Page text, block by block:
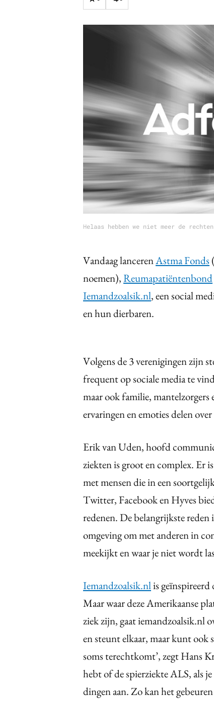
Influencer
Interne
Martech
Helaas hebben we niet meer de
Vandaag lancerenAstma Fonds
noemen),Reumapatiëntenbond
Iemandzoalsik.nl, een social
en hun dierbaren.
Volgens de 3 verenigingen zijn
frequent op sociale media te
maar ook familie, mantelzorgers
ervaringen en emoties delen
Erik van Uden, hoofd
ziekten is groot en complex. Er
met mensen die in een
Twitter, Facebook en Hyves
redenen. De belangrijkste reden
omgeving om met anderen in
meekijkt en waar je niet wordt
Iemandzoalsik.nlis geïnspireerd
Maar waar deze Amerikaanse
ziek zijn, gaat iemandzoalsik.nl
en steunt elkaar, maar kunt ook
soms terechtkomt’, zegt Hans
hebt of de spierziekte ALS, als
dingen aan. Zo kan het